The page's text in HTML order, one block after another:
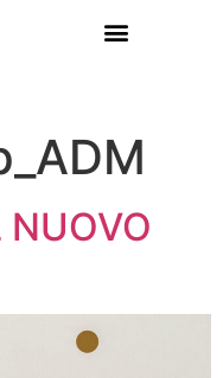
NUOVO